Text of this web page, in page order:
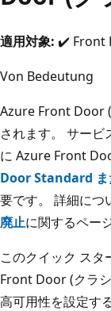
適用対象: ✔️ Front
Von Bedeutung
Azure Front Door (
されます。 サー
に Azure Front
Door Standard
要です。 詳細につ
廃止に関するペー
このクイック ス
Front Door (クラ
高可用性を設定す